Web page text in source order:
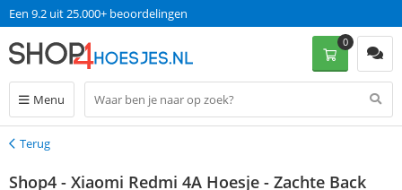
Een 9.2 uit 25.000+ beoordelingen
Menu
0
Terug
Terug
Shop4 - Xiaomi Redmi 4A Hoesje - Zachte Back